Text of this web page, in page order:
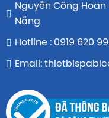
Nguyễn Công
Nẵng
Hotline : 0919 620
Email: